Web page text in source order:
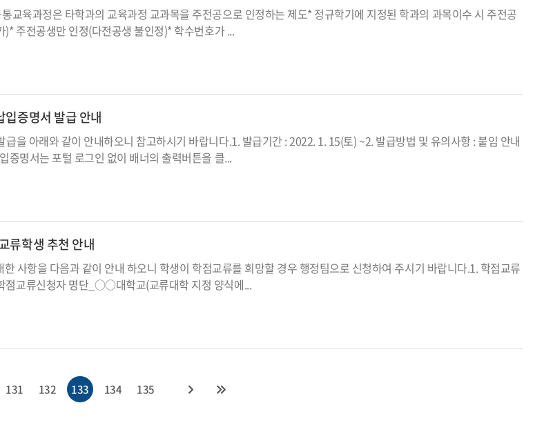
교육과정은 타학과의 교육과정 교과목을 주전공으로 인정하는 제도* 정규학기에 지정된 학과의 과목이수 시 주전공
주전공생만 인정(다전공생 불인정)* 학수번호가 ...
증명서 발급 안내
을 아래와 같이 안내하오니 참고하시기 바랍니다.1. 발급기간 : 2022. 1. 15(토) ~2. 발급방법 및 유의사항 : 붙임 안내
명서는 포털 로그인 없이 배너의 출력버튼을 클...
류학생 추천 안내
사항을 다음과 같이 안내 하오니 학생이 학점교류를 희망할 경우 행정팀으로 신청하여 주시기 바랍니다.1. 학점교류
점교류신청자 명단_○○대학교(교류대학 지정 양식에...
131 132 133 134 135